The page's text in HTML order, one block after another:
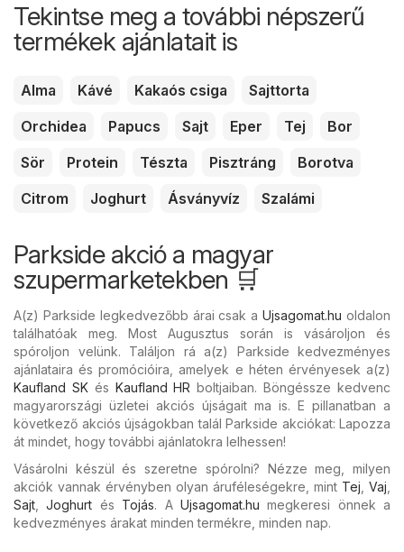
Tekintse meg a további népszerű
termékek ajánlatait is
Alma Kávé Kakaós csiga
Sajttorta
Orchidea
Papucs Sajt Eper Tej
Bor
Sör
Protein Tészta Pisztráng
Borotva
Citrom
Joghurt Ásványvíz Szalámi
Parkside akció a magyar
szupermarketekben 🛒
A(z) Parkside legkedvezőbb árai csak aUjsagomat.hu oldalon
találhatóak meg. Most Augusztus során is vásároljon és
spóroljon velünk. Találjon rá a(z) Parkside kedvezményes
ajánlataira és promócióira, amelyek e héten érvényesek a(z)
Kaufland SKés Kaufland HR boltjaiban. Böngéssze kedvenc
magyarországi üzletei akciós újságait ma is. E pillanatban a
következő akciós újságokban talál Parkside akciókat: Lapozza
át mindet, hogy további ajánlatokra lelhessen!
Vásárolni készül és szeretne spórolni? Nézze meg, milyen
akciók vannak érvényben olyan áruféleségekre, mint Tej Vaj
Sajt ,Joghurt és Tojás. A Ujsagomat.hu megkeresi önnek a
kedvezményes árakat minden termékre, minden nap.